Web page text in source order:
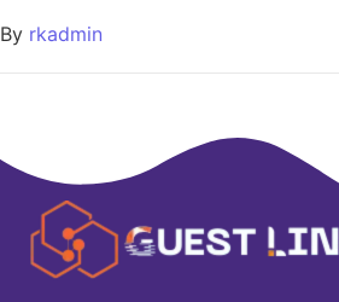
By rkadmin